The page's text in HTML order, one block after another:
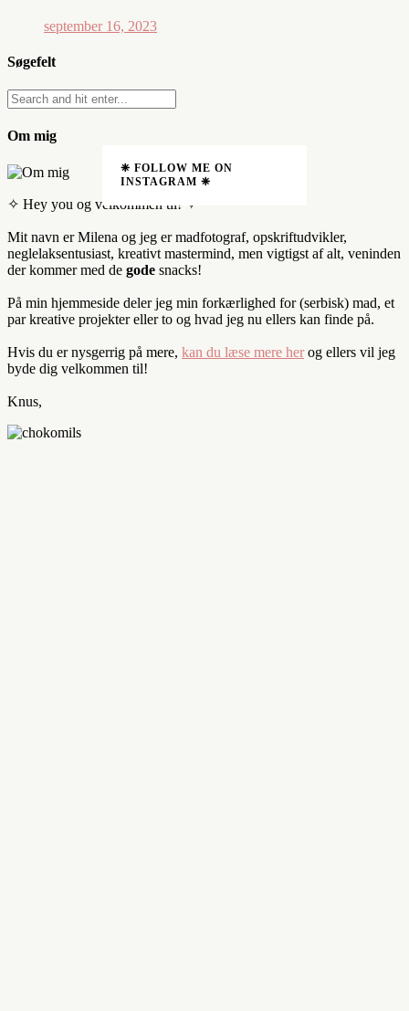
september 16, 2023
Søgefelt
Om mig
✧ Hey you og velkommen til! ✧
Mit navn er Milena og jeg er madfotograf, opskriftudvikler,
neglelaksentusiast, kreativt mastermind, men vigtigst af alt, veninden
der kommer med de gode snacks!
På min hjemmeside deler jeg min forkærlighed for (serbisk) mad, et
par kreative projekter eller to og hvad jeg nu ellers kan finde på.
Hvis du er nysgerrig på mere, kan du læse mere her og ellers vil jeg
byde dig velkommen til!
Knus,
❈ FOLLOW ME ON
INSTAGRAM ❈